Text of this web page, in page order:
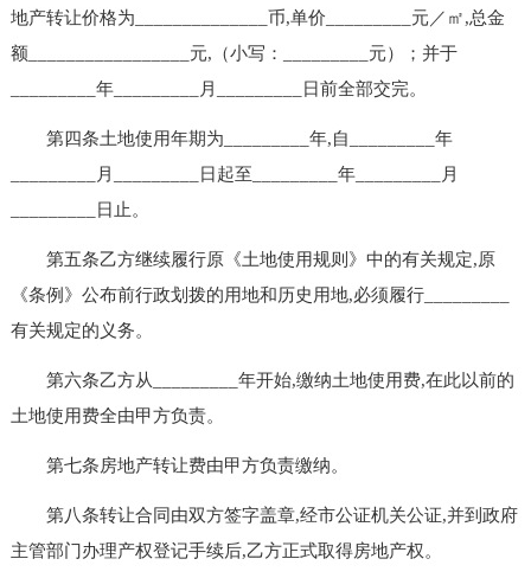
地产转让价格为______________币,单价_________元／㎡,总金
额_________________元,（小写：_________元）；并于
_________年_________月_________日前全部交完。
第四条土地使用年期为_________年,自_________年
_________月_________日起至_________年_________月
_________日止。
第五条乙方继续履行原《土地使用规则》中的有关规定,原
《条例》公布前行政划拨的用地和历史用地,必须履行_________
有关规定的义务。
第六条乙方从_________年开始,缴纳土地使用费,在此以前的
土地使用费全由甲方负责。
第七条房地产转让费由甲方负责缴纳。
第八条转让合同由双方签字盖章,经市公证机关公证,并到政府
主管部门办理产权登记手续后,乙方正式取得房地产权。